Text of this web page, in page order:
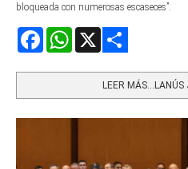
bloqueada con numerosas escaseces”.
FacebookWhatsApp
LEER